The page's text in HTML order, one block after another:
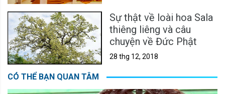
Sự thật về loài hoa Sala
thiêng liêng và câu
chuyện về Đức Phật
28 thg 12, 2018
CÓ THỂ BẠN QUAN TÂM